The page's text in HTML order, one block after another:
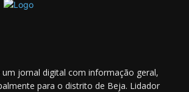
jornal digital com informação geral,
para o distrito de Beja. Lidador